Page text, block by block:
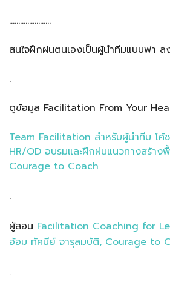
…………………..
สนใจฝึกฝนตนเองเป็นผู้นำทีมแบบฟา ล
.
ดูข้อมูล Facilitation From Your
Team Facilitation สำหรับผู้นำทีม โค้
HR/OD อบรมและฝึกฝนแนวทางสร้า
Courage to Coach
.
ผู้สอน Facilitation Coaching for
อ้อม ทัศนีย์ จารุสมบัติ, Courage to
.